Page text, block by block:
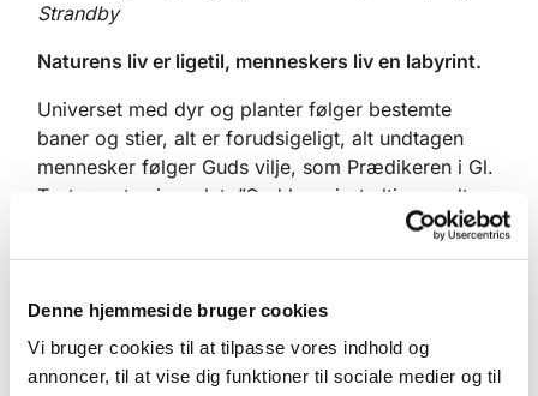
Denne hjemmeside bruger cookies
Vi bruger cookies til at tilpasse vores indhold og
annoncer, til at vise dig funktioner til sociale medier og til
Strandby
Naturens liv er ligetil, menneskers liv en labyrint.
Universet med dyr og planter følger bestemte
baner og stier, alt er forudsigeligt, alt undtagen
mennesker følger Guds vilje, som Prædikeren i Gl.
Testamente siger det: ”Gud har gjort alting godt og
rigtigt til rette tid, har endog lagt menneskene
verdens gang på sinde, dog uden at de kan finde
også, at ”gudsfrygt er visdoms begyndelse.
Når alt er udgrundet, er der kun Gud tilbage som
uudgrundelig - og hvad med gudsfrygt?